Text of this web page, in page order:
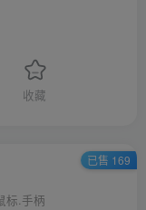
收藏
标.手柄
已售 169